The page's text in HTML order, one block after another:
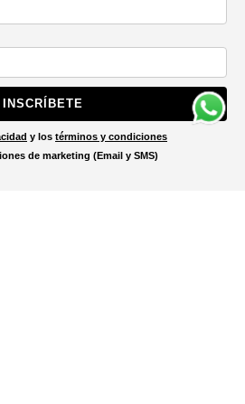
INSCRÍBETE
y los términos y condiciones
de marketing (Email y SMS)